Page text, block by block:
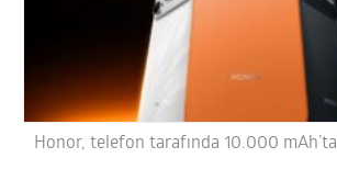
Honor, telefon tarafında 10.000